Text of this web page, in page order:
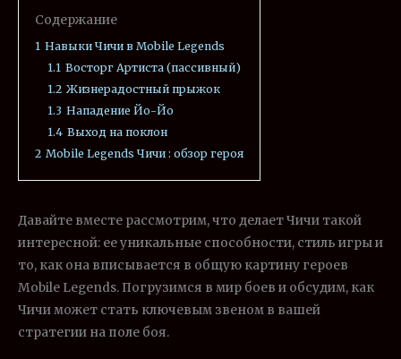
Содержание
1 Навыки Чичи в Mobile Legends
1.1 Восторг Артиста (пассивный)
1.2 Жизнерадостный прыжок
1.3 Нападение Йо-Йо
1.4 Выход на поклон
2 Mobile Legends Чичи : обзор героя
Давайте вместе рассмотрим, что делает Чичи такой
интересной: ее уникальные способности, стиль игры и
то, как она вписывается в общую картину героев
Mobile Legends. Погрузимся в мир боев и обсудим, как
Чичи может стать ключевым звеном в вашей
стратегии на поле боя.